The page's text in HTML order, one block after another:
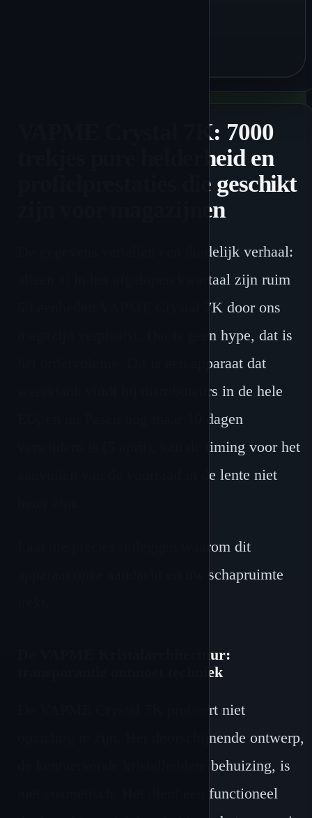
VAPME Crystal 7K: 7000
trekjes pure helderheid en
profielprestaties die geschikt
zijn voor magazijnen
De gegevens vertellen een duidelijk verhaal:
alleen al in het afgelopen kwartaal zijn ruim
50 eenheden VAPME Crystal 7K door ons
magazijn verplaatst. Dat is geen hype, dat is
het ordervolume. Dit is een apparaat dat
weerklank vindt bij distributeurs in de hele
EU, en nu Pasen nog maar 10 dagen
verwijderd is (5 april), kan de timing voor het
aanvullen van de voorraad in de lente niet
Laat me precies uitleggen waarom dit
apparaat onze aandacht en uw schapruimte
De VAPME Kristalarchitectuur:
transparantie ontmoet techniek
De VAPME Crystal 7K probeert niet
opzichtig te zijn. Het doorschijnende ontwerp,
de kenmerkende kristalheldere behuizing, is
niet cosmetisch. Het dient een functioneel